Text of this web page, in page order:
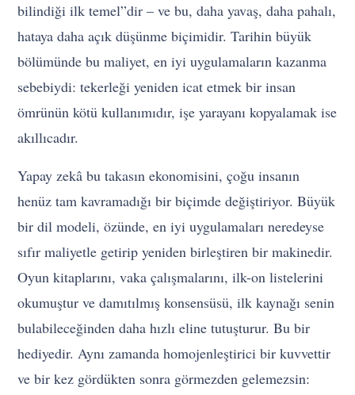
bilindiği ilk temel”dir – ve bu, daha yavaş, daha pahalı,
hataya daha açık düşünme biçimidir. Tarihin büyük
bölümünde bu maliyet, en iyi uygulamaların kazanma
sebebiydi: tekerleği yeniden icat etmek bir insan
ömrünün kötü kullanımıdır, işe yarayanı kopyalamak ise
akıllıcadır.
Yapay zekâ bu takasın ekonomisini, çoğu insanın
henüz tam kavramadığı bir biçimde değiştiriyor. Büyük
bir dil modeli, özünde, en iyi uygulamaları neredeyse
sıfır maliyetle getirip yeniden birleştiren bir makinedir.
Oyun kitaplarını, vaka çalışmalarını, ilk-on listelerini
okumuştur ve damıtılmış konsensüsü, ilk kaynağı senin
bulabileceğinden daha hızlı eline tutuşturur. Bu bir
hediyedir. Aynı zamanda homojenleştirici bir kuvvettir
ve bir kez gördükten sonra görmezden gelemezsin: